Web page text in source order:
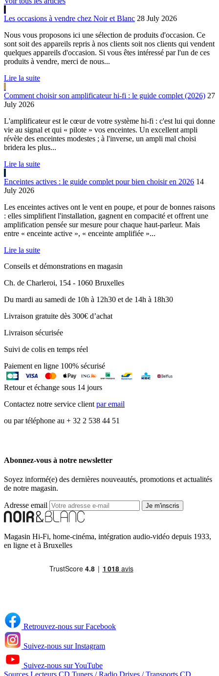
Les occasions à vendre chez Noir et Blanc 28 July 2026
Nous vous proposons ici une sélection de produits d'occasion. Ce
sont soit des appareils repris à nos clients soit nos clients qui vendent
quelques appareils d'occasion. Si vous êtes intéressé par l'un de ces
produits à vendre, merci de nous...
Lire la suite
Comment choisir son amplificateur hi-fi : le guide complet (2026) 27
July 2026
L'amplificateur est le cœur de votre système hi-fi : c'est lui qui donne
vie au signal et qui « pilote » vos enceintes. Un excellent ampli
révèle des enceintes modestes ; à l'inverse, un ampli mal choisi
bridera les plus...
Lire la suite
Enceintes actives : le guide complet pour bien choisir en 2026 14
July 2026
Les enceintes actives ont le vent en poupe, et pour de bonnes raisons
: elles simplifient l'installation, gagnent en compacité et offrent une
amplification pensée sur mesure pour chaque haut-parleur. Mais
entre « enceinte active », « enceinte amplifiée »...
Lire la suite
Conseils et démonstrations en magasin
Ch. de Charleroi, 154 - 1060 Bruxelles
Du mardi au samedi de 10h à 12h30 et de 14h à 18h30
Livraison gratuite dès 300€ d’achat
Livraison sécurisée
Suivi de colis en temps réel
Paiement en ligne 100% sécurisé
Retour et échange sous 14 jours
Contactez notre service clientpar email
ou par téléphone au + 32 2 538 44 51
Abonnez-vous à notre newsletter
Soyez informé(e) des dernières nouveautés, promotions et actualités
de notre magasin.
Adresse email Je m'inscris
Magasin Hi-Fi, home-cinéma, intégration audio-vidéo depuis 1933,
en ligne et à Bruxelles
Retrouvez-nous sur Facebook
Suivez-nous sur Instagram
Suivez-nous sur YouTube
Sources Lecteurs CD Tuners / Radio Drives / Transports CD